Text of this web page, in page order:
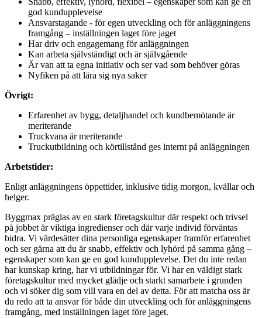
god kundupplevelse
Ansvarstagande - för egen utveckling och för anläggningens
framgång – inställningen laget före jaget
Har driv och engagemang för anläggningen
Kan arbeta självständigt och är självgående
Är van att ta egna initiativ och ser vad som behöver göras
Nyfiken på att lära sig nya saker
Övrigt:
Erfarenhet av bygg, detaljhandel och kundbemötande är
meriterande
Truckvana är meriterande
Truckutbildning och körtillstånd ges internt på anläggningen
Arbetstider:
Enligt anläggningens öppettider, inklusive tidig morgon, kvällar och
helger.
Byggmax präglas av en stark företagskultur där respekt och trivsel
på jobbet är viktiga ingredienser och där varje individ förväntas
bidra. Vi värdesätter dina personliga egenskaper framför erfarenhet
och ser gärna att du är snabb, effektiv och lyhörd på samma gång –
egenskaper som kan ge en god kundupplevelse. Det du inte redan
har kunskap kring, har vi utbildningar för. Vi har en väldigt stark
företagskultur med mycket glädje och starkt samarbete i grunden
och vi söker dig som vill vara en del av detta. För att matcha oss är
du redo att ta ansvar för både din utveckling och för anläggningens
framgång, med inställningen laget före jaget.